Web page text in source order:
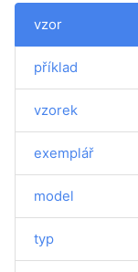
vzor
příklad
vzorek
exemplář
model
typ